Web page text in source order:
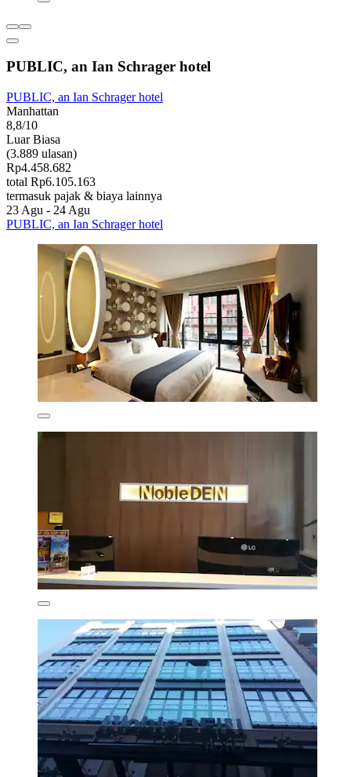
PUBLIC, an Ian Schrager hotel
PUBLIC, an Ian Schrager hotel
Manhattan
8,8/10
Luar Biasa
(3.889 ulasan)
Rp4.458.682
total Rp6.105.163
termasuk pajak & biaya lainnya
23 Agu - 24 Agu
PUBLIC, an Ian Schrager hotel